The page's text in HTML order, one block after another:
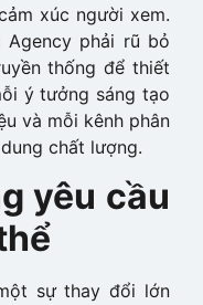
xúc người xem.
phải rũ bỏ
thống để thiết
ý tưởng sáng tạo
và mỗi kênh phân
chất lượng.
yêu cầu
sự thay đổi lớn